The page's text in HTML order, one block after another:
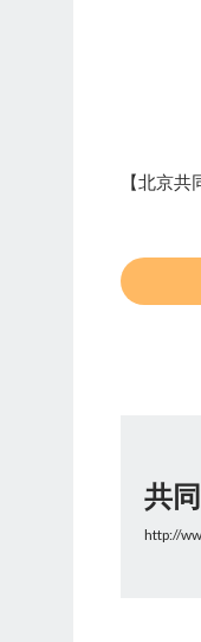
【北京
共
http://